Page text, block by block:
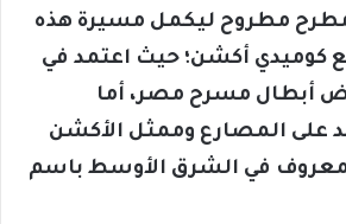
مطروح ليكمل مسيرة هذه
كوميدي أكشن؛ حيث اعتمد في
أبطال مسرح مصر، أما
على المصارع وممثل الأكشن
في الشرق الأوسط باسم